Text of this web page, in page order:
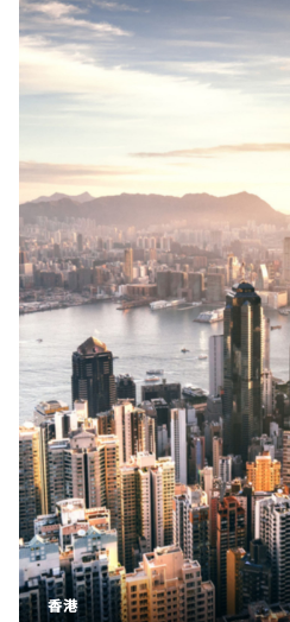
香港